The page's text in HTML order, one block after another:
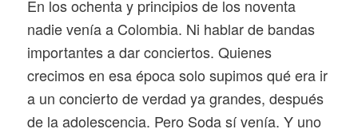
En los ochenta y principios de los noventa
nadie venía a Colombia. Ni hablar de bandas
importantes a dar conciertos. Quienes
crecimos en esa época solo supimos qué era ir
a un concierto de verdad ya grandes, después
de la adolescencia. Pero Soda sí venía. Y uno